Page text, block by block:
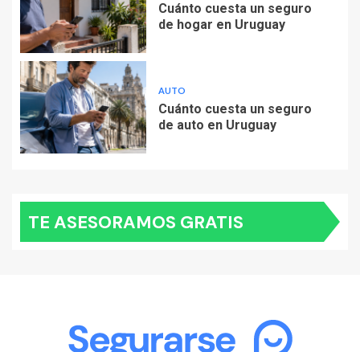
Cuánto cuesta un seguro
de hogar en Uruguay
AUTO
Cuánto cuesta un seguro
de auto en Uruguay
TE ASESORAMOS GRATIS